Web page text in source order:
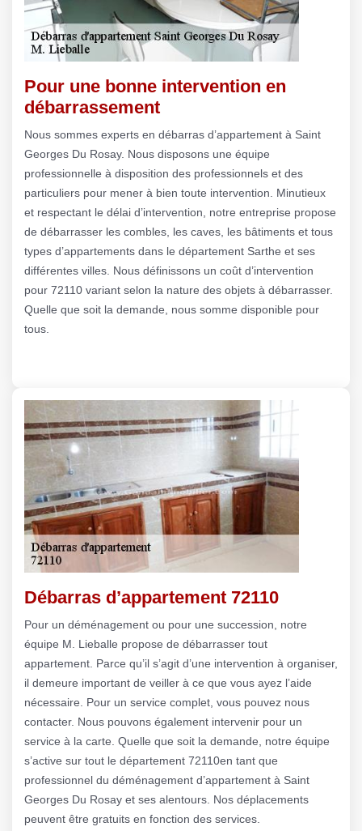
Pour une bonne intervention en
débarrassement
Nous sommes experts en débarras d’appartement à Saint
Georges Du Rosay. Nous disposons une équipe
professionnelle à disposition des professionnels et des
particuliers pour mener à bien toute intervention. Minutieux
et respectant le délai d’intervention, notre entreprise propose
de débarrasser les combles, les caves, les bâtiments et tous
types d’appartements dans le département Sarthe et ses
différentes villes. Nous définissons un coût d’intervention
pour 72110 variant selon la nature des objets à débarrasser.
Quelle que soit la demande, nous somme disponible pour
tous.
Débarras d’appartement 72110
Pour un déménagement ou pour une succession, notre
équipe M. Lieballe propose de débarrasser tout
appartement. Parce qu’il s’agit d’une intervention à organiser,
il demeure important de veiller à ce que vous ayez l’aide
nécessaire. Pour un service complet, vous pouvez nous
contacter. Nous pouvons également intervenir pour un
service à la carte. Quelle que soit la demande, notre équipe
s’active sur tout le département 72110en tant que
professionnel du déménagement d’appartement à Saint
Georges Du Rosay et ses alentours. Nos déplacements
peuvent être gratuits en fonction des services.